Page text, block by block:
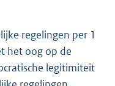
regelingen per 1
het oog op de
legitimiteit